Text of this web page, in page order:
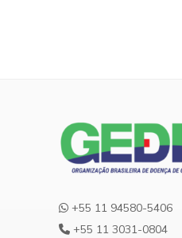
+55 11 94580-5406
+55 11 3031-0804